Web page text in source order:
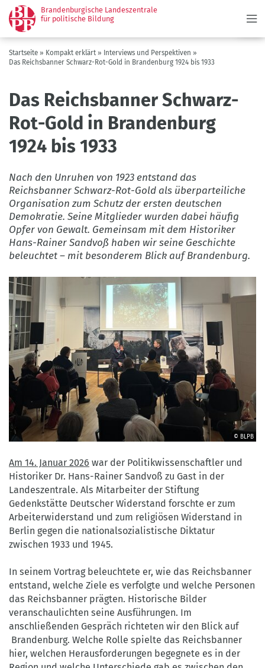
Direkt
zum
Inhalt
Brandenburgische Landeszentrale
für politische Bildung
Pfadnavigation
Startseite Kompakt erklärt
Interviews und Perspektiven
Das Reichsbanner Schwarz-Rot-Gold in Brandenburg 1924 bis 1933
Das Reichsbanner Schwarz-
Rot-Gold in Brandenburg
1924 bis 1933
Nach den Unruhen von 1923 entstand das
Reichsbanner Schwarz-Rot-Gold als überparteiliche
Organisation zum Schutz der ersten deutschen
Demokratie. Seine Mitglieder wurden dabei häufig
Opfer von Gewalt. Gemeinsam mit dem Historiker
Hans-Rainer Sandvoß haben wir seine Geschichte
beleuchtet – mit besonderem Blick auf Brandenburg.
BLPB
© BLPB
Am 14. Januar 2026 war der Politikwissenschaftler und
Historiker Dr. Hans-Rainer Sandvoß zu Gast in der
Landeszentrale. Als Mitarbeiter der Stiftung
Gedenkstätte Deutscher Widerstand forschte er zum
Arbeiterwiderstand und zum religiösen Widerstand in
Berlin gegen die nationalsozialistische Diktatur
zwischen 1933 und 1945.
In seinem Vortrag beleuchtete er, wie das Reichsbanner
entstand, welche Ziele es verfolgte und welche Personen
das Reichsbanner prägten. Historische Bilder
veranschaulichten seine Ausführungen. Im
anschließenden Gespräch richteten wir den Blick auf
Brandenburg. Welche Rolle spielte das Reichsbanner
hier, welchen Herausforderungen begegnete es in der